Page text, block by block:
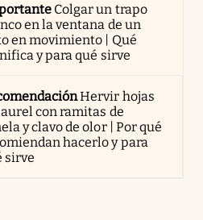
Colgar un trapo
en la ventana de un
en movimiento | Qué
y para qué sirve
Hervir hojas
con ramitas de
y clavo de olor | Por qué
hacerlo y para
sirve